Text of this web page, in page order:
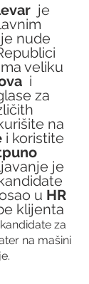
  je
nude
veliku
  i
za
na
i koristite
je
u HR
klijenta
za
na mašini